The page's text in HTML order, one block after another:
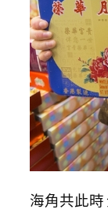
海角共此